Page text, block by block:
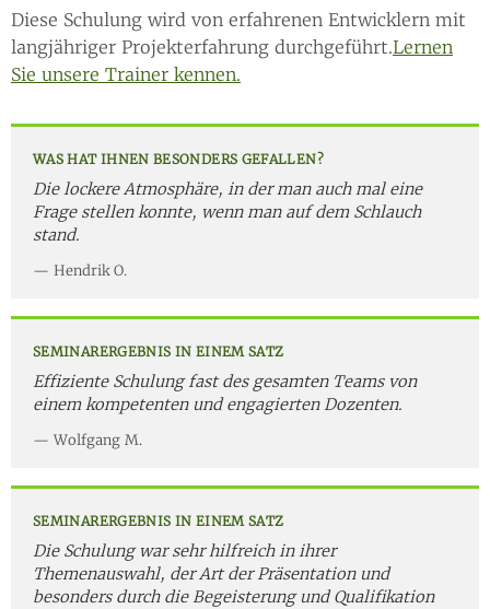
Diese Schulung wird von erfahrenen Entwicklern mit
langjähriger Projekterfahrung durchgeführt.Lernen
Sie unsere Trainer kennen.
WAS HAT IHNEN BESONDERS GEFALLEN?
Die lockere Atmosphäre, in der man auch mal eine
Frage stellen konnte, wenn man auf dem Schlauch
stand.
Hendrik O.
SEMINARERGEBNIS IN EINEM SATZ
Effiziente Schulung fast des gesamten Teams von
einem kompetenten und engagierten Dozenten.
Wolfgang M.
SEMINARERGEBNIS IN EINEM SATZ
Die Schulung war sehr hilfreich in ihrer
Themenauswahl, der Art der Präsentation und
besonders durch die Begeisterung und Qualifikation